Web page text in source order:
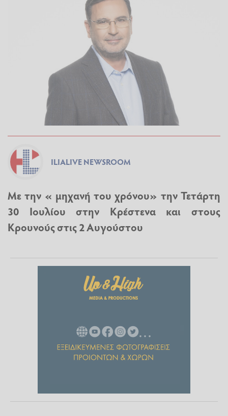
ILIALIVE NEWSROOM
Με την « μηχανή του χρόνου» την Τετάρτη
30 Ιουλίου στην Κρέστενα και στους
Κρουνούς στις 2 Αυγούστου